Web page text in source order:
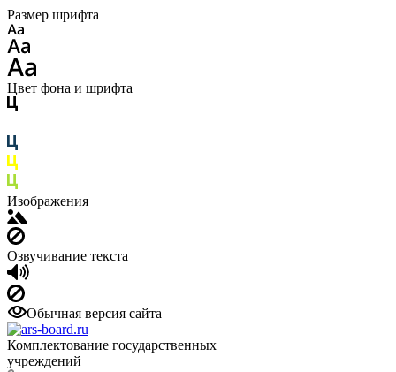
Размер шрифта
Цвет фона и шрифта
Изображения
Озвучивание текста
Обычная версия сайта
Комплектование государственных
учреждений